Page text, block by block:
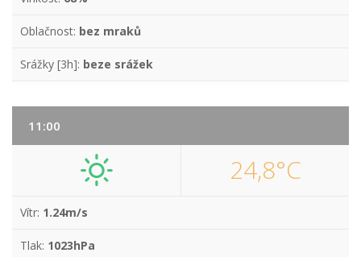
Oblačnost: bez mraků
Srážky [3h]: beze srážek
11:00
24,8°C
Vítr: 1.24m/s
Tlak: 1023hPa